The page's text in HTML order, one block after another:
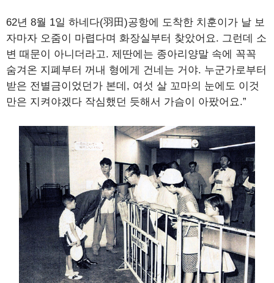
62년 8월 1일 하네다(羽田)공항에 도착한 치훈이가 날 보
자마자 오줌이 마렵다며 화장실부터 찾았어요. 그런데 소
변 때문이 아니더라고. 제딴에는 종아리양말 속에 꼭꼭
숨겨온 지폐부터 꺼내 형에게 건네는 거야. 누군가로부터
받은 전별금이었던가 본데, 여섯 살 꼬마의 눈에도 이것
만은 지켜야겠다 작심했던 듯해서 가슴이 아팠어요.”